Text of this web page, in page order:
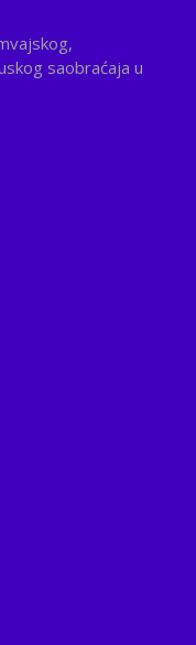
saobraćaja u